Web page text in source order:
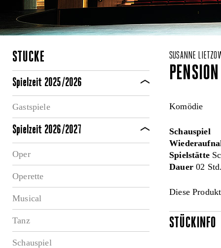
STÜCKE
Spielzeit 2025/2026
Gastspiele
Spielzeit 2026/2027
Oper
Operette
Musical
Tanz
Schauspiel
SUSANNE
Komödie
Schauspiel
Spielstätte
Dauer 02
Diese
STÜCKINFO